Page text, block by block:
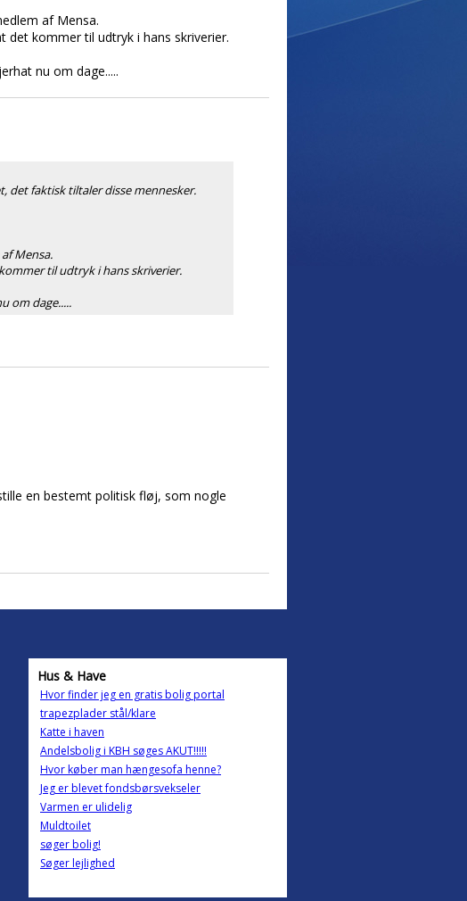
af Mensa.
det kommer til udtryk i hans skriverier.
nu om dage.....
det faktisk tiltaler disse mennesker.
Mensa.
til udtryk i hans skriverier.
om dage.....
en bestemt politisk fløj, som nogle
Hus & Have
Hvor finder jeg en gratis bolig portal
trapezplader stål/klare
Katte i haven
Andelsbolig i KBH søges AKUT!!!!!
Hvor køber man hængesofa henne?
Jeg er blevet fondsbørsvekseler
Varmen er ulidelig
Muldtoilet
søger bolig!
Søger lejlighed